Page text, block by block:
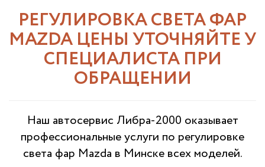
РЕГУЛИРОВКА СВЕТА ФАР
MAZDA ЦЕНЫ УТОЧНЯЙТЕ У
СПЕЦИАЛИСТА ПРИ
ОБРАЩЕНИИ
Наш автосервис Либра-2000 оказывает
профессиональные услуги по регулировке
света фар Mazda в Минске всех моделей.